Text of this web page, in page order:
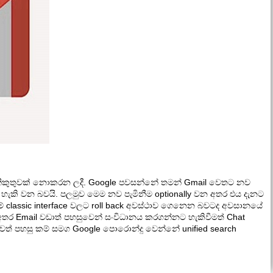
නිකුතුවක් නොකරන ලදී. Google පවසන්නේ තමන් Gmail වෙතට නව
වන බවයි. පලමුව මෙම නව පැමිනීම optionally වන අතර එය දැනට
interface වලට roll back අවස්ථාව ගෙනෙන බවටද අවසානයේ
Email වඩාත් පහසුවෙන් සංවිධානය කරගන්නට හැකිවීමත් Chat
පහසු කම් සමග Google පොරොන්දු වෙන්නේ unified search